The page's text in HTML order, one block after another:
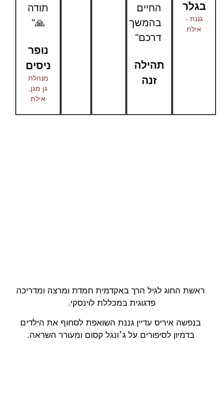
בגלר
גננת -
אילת
החיים
בהמשך
דרכם"
תהילה
זנה
תודה
🙏"
נופר
ניסים
מנהלת
גן מגן,
אילת
ראשת החוג לגיל הרך באקדמית חמדת ומרצה ומדריכה
פדגוגית במכללת לוינסקי.
בנפשה איריס עדיין גננת השואפת לסחוף את הילדים
בדמיון לסיפורים על ג׳ונגל קסום ומעורר השראה.